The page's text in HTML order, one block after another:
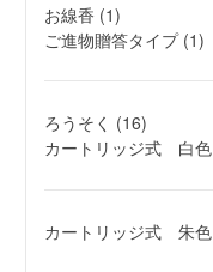
お線香 (1)
ご進物贈答タイプ(1)
ろうそく (16)
カートリッジ式 白色
カートリッジ式 朱色